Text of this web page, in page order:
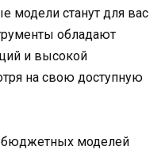
модели станут для вас
обладают
и высокой
на свою доступную
бюджетных моделей